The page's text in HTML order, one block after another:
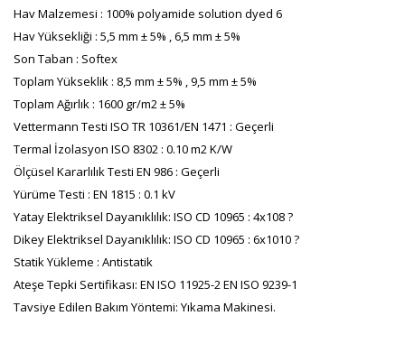
Hav Malzemesi : 100% polyamide solution dyed 6
Hav Yüksekliği : 5,5 mm ± 5% , 6,5 mm ± 5%
Son Taban : Softex
Toplam Yükseklik : 8,5 mm ± 5% , 9,5 mm ± 5%
Toplam Ağırlık : 1600 gr/m2 ± 5%
Vettermann Testi ISO TR 10361/EN 1471 : Geçerli
Termal İzolasyon ISO 8302 : 0.10 m2 K/W
Ölçüsel Kararlılık Testi EN 986 : Geçerli
Yürüme Testi : EN 1815 : 0.1 kV
Yatay Elektriksel Dayanıklılık: ISO CD 10965 : 4x108 ?
Dikey Elektriksel Dayanıklılık: ISO CD 10965 : 6x1010 ?
Statik Yükleme : Antistatik
Ateşe Tepki Sertifikası: EN ISO 11925-2 EN ISO 9239-1
Tavsiye Edilen Bakım Yöntemi: Yıkama Makinesi.